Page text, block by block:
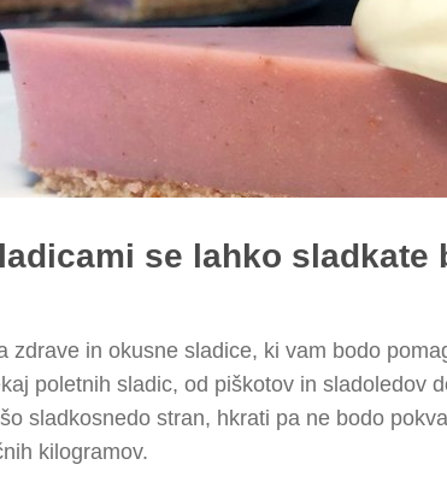
se lahko sladkate
zdrave in okusne sladice, ki vam bodo
poletnih sladic, od piškotov in sladoledov
sladkosnedo stran, hkrati pa ne bodo
kilogramov.